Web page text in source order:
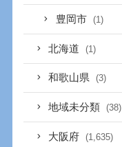
豊岡市 (1)
北海道 (1)
和歌山県 (3)
地域未分類 (38)
大阪府 (1,635)